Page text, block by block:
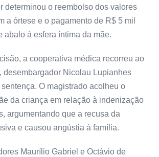
determinou o reembolso dos valores
a órtese e o pagamento de R$ 5 mil
abalo à esfera íntima da mãe.
a cooperativa médica recorreu ao
desembargador Nicolau Lupianhes
O magistrado acolheu o
da criança em relação à indenização
argumentando que a recusa da
e causou angústia à família.
Maurílio Gabriel e Octávio de